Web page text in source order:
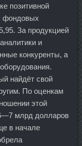
позитивной
фондовых
За продукцией
и
конкуренты, а
найдёт свой
По оценкам
этой
млрд долларов
в начале